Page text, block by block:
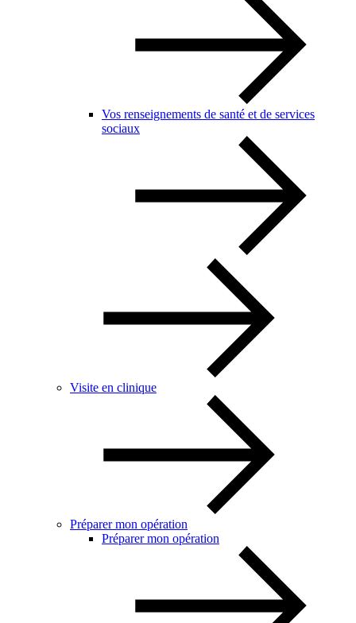
Vos renseignements de santé et de services
sociaux
Visite en clinique
Préparer mon opération
Préparer mon opération